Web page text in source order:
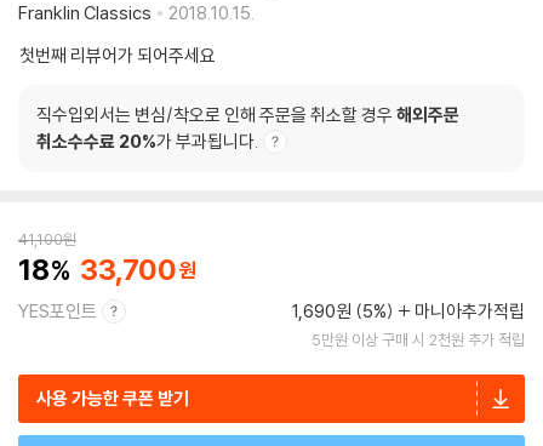
Franklin Classics
2018.10.15.
첫번째 리뷰어가 되어주세요
직수입외서는 변심/착오로 인해 주문을 취소할 경우 해외주문
취소수수료 20%가 부과됩니다.
41,100원
18 33,700
YES포인트 1,690원 (5%) 마니아추가적립
5만원 이상 구매 시 2천원 추가 적립
사용 가능한 쿠폰 받기